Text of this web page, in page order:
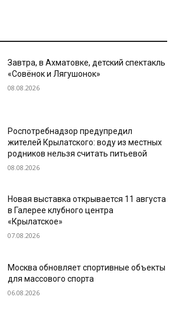
Завтра, в Ахматовке, детский спектакль
«Совёнок и Лягушонок»
08.08.2026
Роспотребнадзор предупредил
жителей Крылатского: воду из местных
родников нельзя считать питьевой
08.08.2026
Новая выставка открывается 11 августа
в Галерее клубного центра
«Крылатское»
07.08.2026
Москва обновляет спортивные объекты
для массового спорта
06.08.2026